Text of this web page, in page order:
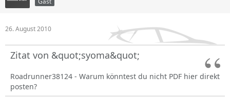
26. August 2010
Zitat von &quot;syoma&quot;
Roadrunner38124 - Warum könntest du nicht PDF hier direkt
posten?